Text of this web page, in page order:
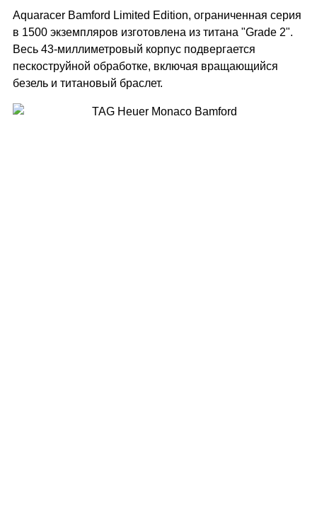
Aquaracer Bamford Limited Edition, ограниченная серия
в 1500 экземпляров изготовлена из титана "Grade 2".
Весь 43-миллиметровый корпус подвергается
пескоструйной обработке, включая вращающийся
безель и титановый браслет.